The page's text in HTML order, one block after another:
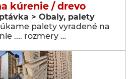
kúrenie / drevo
> Obaly, palety
palety vyradené na
.... rozmery …